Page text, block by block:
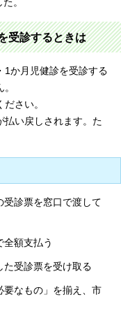
。
受診するときは
1か月児健診を受診する
さい。
払い戻しされます。た
受診票を窓口で渡して
額支払う
た受診票を受け取る
要なもの」を揃え、市